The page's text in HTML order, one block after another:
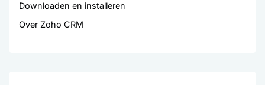
Downloaden en installeren
Over Zoho CRM